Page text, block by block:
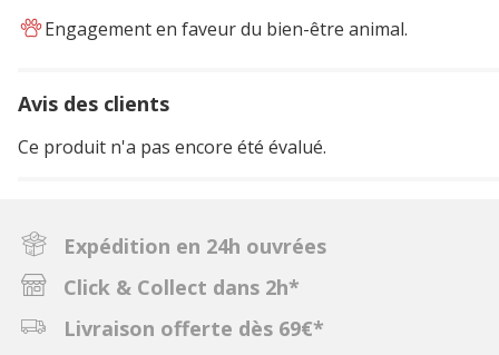
Engagement en faveur du bien-être animal.
Avis des clients
Ce produit n'a pas encore été évalué.
Expédition en 24h ouvrées
Click & Collect dans 2h*
Livraison offerte dès 69€*